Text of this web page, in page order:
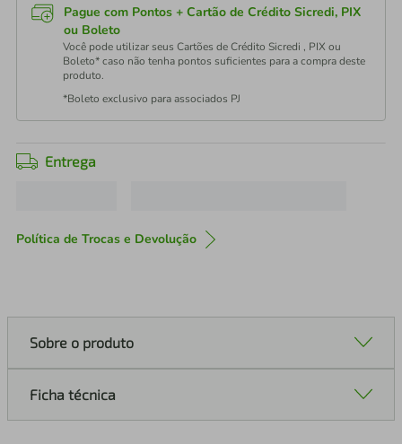
Pague com Pontos + Cartão de Crédito Sicredi, PIX
ou Boleto
Você pode utilizar seus Cartões de Crédito Sicredi , PIX ou
Boleto* caso não tenha pontos suficientes para a compra deste
produto.
*Boleto exclusivo para associados PJ
Entrega
Política de Trocas e Devolução
Sobre o produto
Ficha técnica